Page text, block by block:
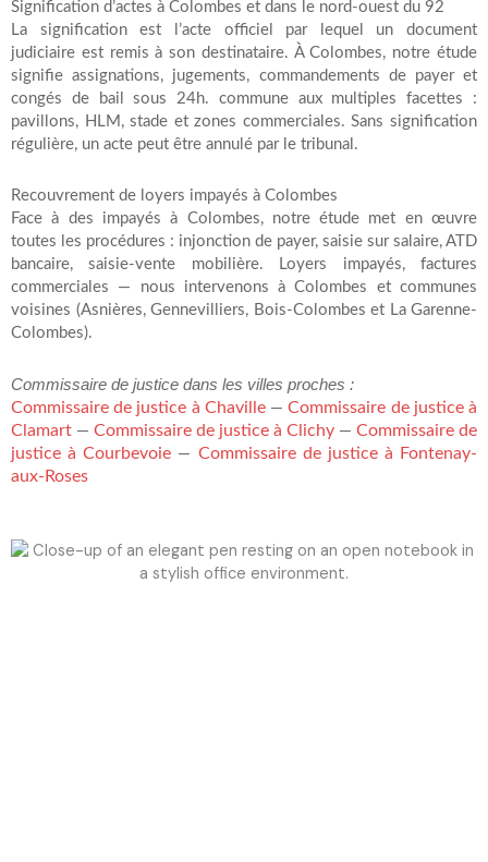
Signification d’actes à Colombes et dans le nord-ouest du 92
La signification est l’acte officiel par lequel un document
judiciaire est remis à son destinataire. À Colombes, notre étude
signifie assignations, jugements, commandements de payer et
congés de bail sous 24h. commune aux multiples facettes :
pavillons, HLM, stade et zones commerciales. Sans signification
régulière, un acte peut être annulé par le tribunal.
Recouvrement de loyers impayés à Colombes
Face à des impayés à Colombes, notre étude met en œuvre
toutes les procédures : injonction de payer, saisie sur salaire, ATD
bancaire, saisie-vente mobilière. Loyers impayés, factures
commerciales — nous intervenons à Colombes et communes
voisines (Asnières, Gennevilliers, Bois-Colombes et La Garenne-
Colombes).
Commissaire de justice dans les villes proches :
Commissaire de justice à Chaville—Commissaire de justice à
Clamart — Commissaire de justice à Clichy — Commissaire de
justice à Courbevoie — Commissaire de justice à Fontenay-
aux-Roses